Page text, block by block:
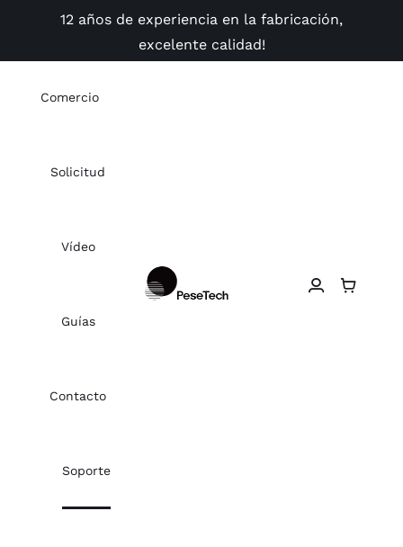
content
12 años de experiencia en la fabricación,
excelente calidad!
Comercio
Solicitud
Vídeo
Guías
Contacto
Soporte